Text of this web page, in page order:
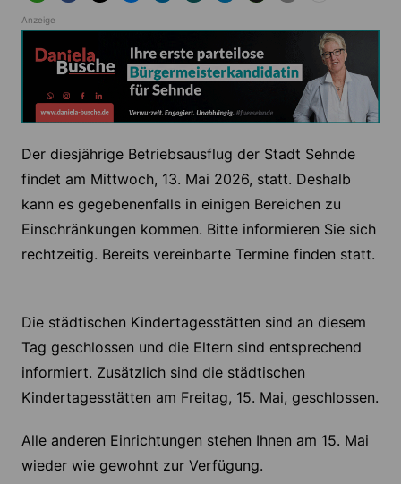
Anzeige
Der diesjährige Betriebsausflug der Stadt Sehnde
findet am Mittwoch, 13. Mai 2026, statt. Deshalb
kann es gegebenenfalls in einigen Bereichen zu
Einschränkungen kommen. Bitte informieren Sie sich
rechtzeitig. Bereits vereinbarte Termine finden statt.
Die städtischen Kindertagesstätten sind an diesem
Tag geschlossen und die Eltern sind entsprechend
informiert. Zusätzlich sind die städtischen
Kindertagesstätten am Freitag, 15. Mai, geschlossen.
Alle anderen Einrichtungen stehen Ihnen am 15. Mai
wieder wie gewohnt zur Verfügung.